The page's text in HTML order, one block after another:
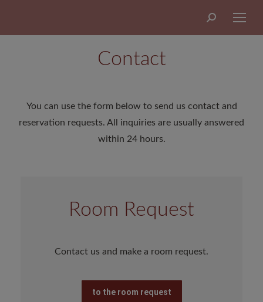
Search:
Contact
You can use the form below to send us contact and
reservation requests. All inquiries are usually answered
within 24 hours.
Room Request
Contact us and make a room request.
to the room request